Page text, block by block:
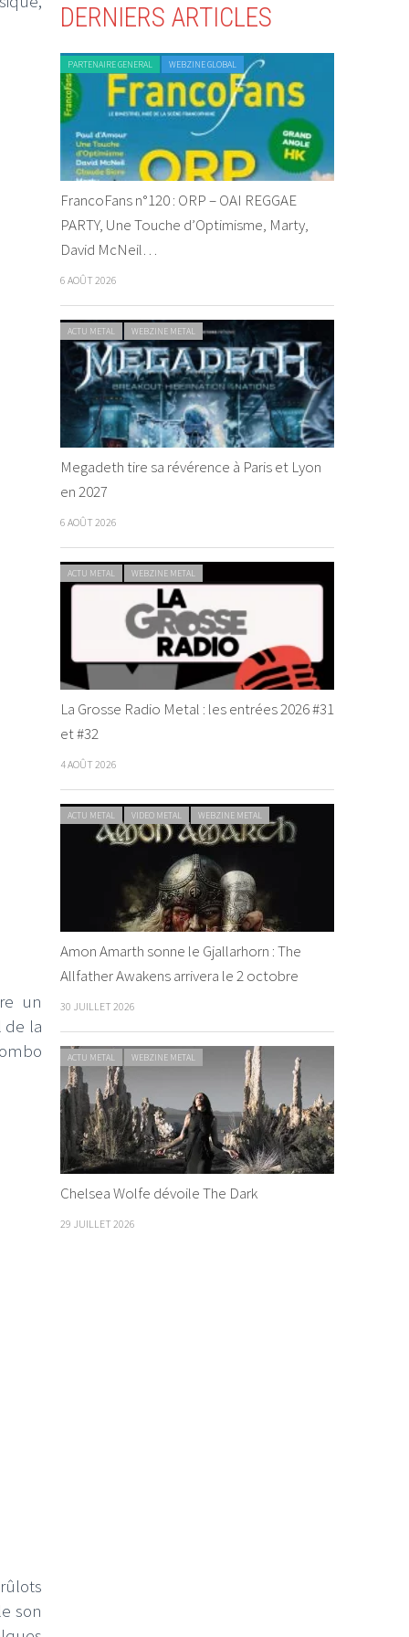
un
de la
son
DERNIERS ARTICLES
PARTENAIRE GENERAL WEBZINE GLOBAL
FrancoFans n°120 : ORP – OAI REGGAE
PARTY, Une Touche d’Optimisme, Marty,
David McNeil…
6 AOÛT 2026
ACTU METAL WEBZINE METAL
Megadeth tire sa révérence à Paris et Lyon
en 2027
6 AOÛT 2026
ACTU METAL WEBZINE METAL
La Grosse Radio Metal : les entrées 2026 #31
et #32
4 AOÛT 2026
ACTU METAL VIDEO METAL WEBZINE METAL
Amon Amarth sonne le Gjallarhorn : The
Allfather Awakens arrivera le 2 octobre
30 JUILLET 2026
ACTU METAL WEBZINE METAL
Chelsea Wolfe dévoile The Dark
29 JUILLET 2026